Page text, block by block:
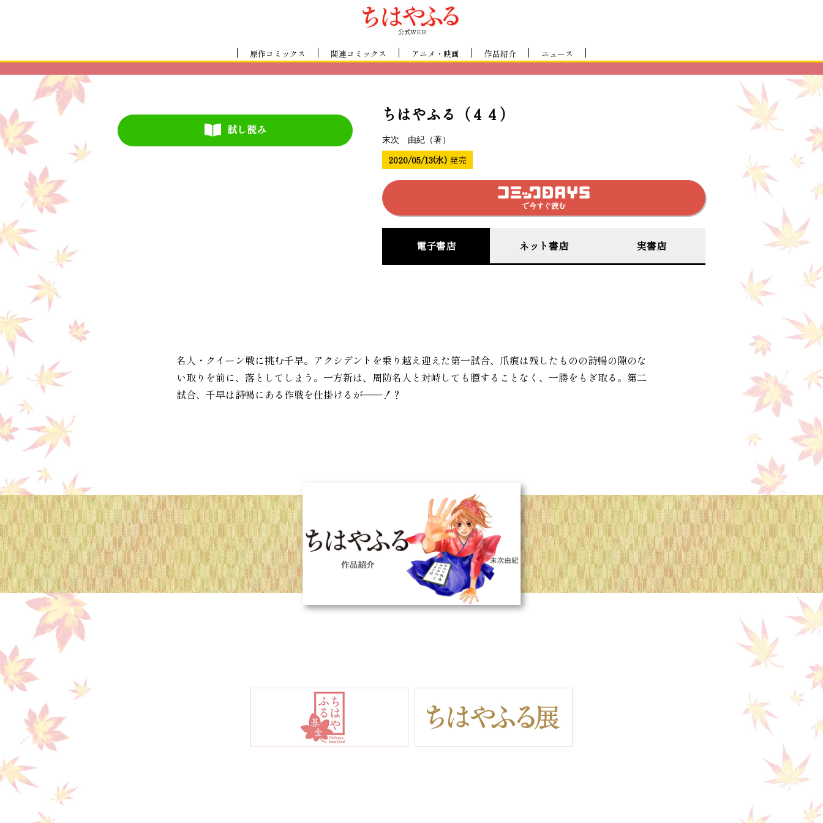
公式WEB
原作コミックス 関連コミックス アニメ・映画 作品紹介 ニュース
試し読み
ちはやふる（４４）
末次 由紀（著）
2020/05/13(水) 発売
で今すぐ読む
電子書店 ネット書店 実書店
名人・クイーン戦に挑む千早。アクシデントを乗り越え迎えた第一試合、爪痕は残したものの詩暢の隙のな
い取りを前に、落としてしまう。一方新は、周防名人と対峙しても臆することなく、一勝をもぎ取る。第二
試合、千早は詩暢にある作戦を仕掛けるが――！？